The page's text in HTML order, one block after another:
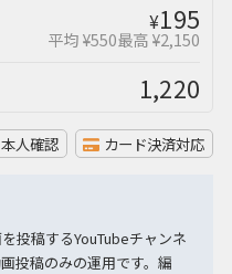
¥195
平均 ¥550最高 ¥2,150
1,220
本人確認 カード決済対応
投稿するYouTubeチャンネ
投稿のみの運用です。編